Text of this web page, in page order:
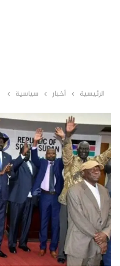
الرئيسية أخبار سياسية